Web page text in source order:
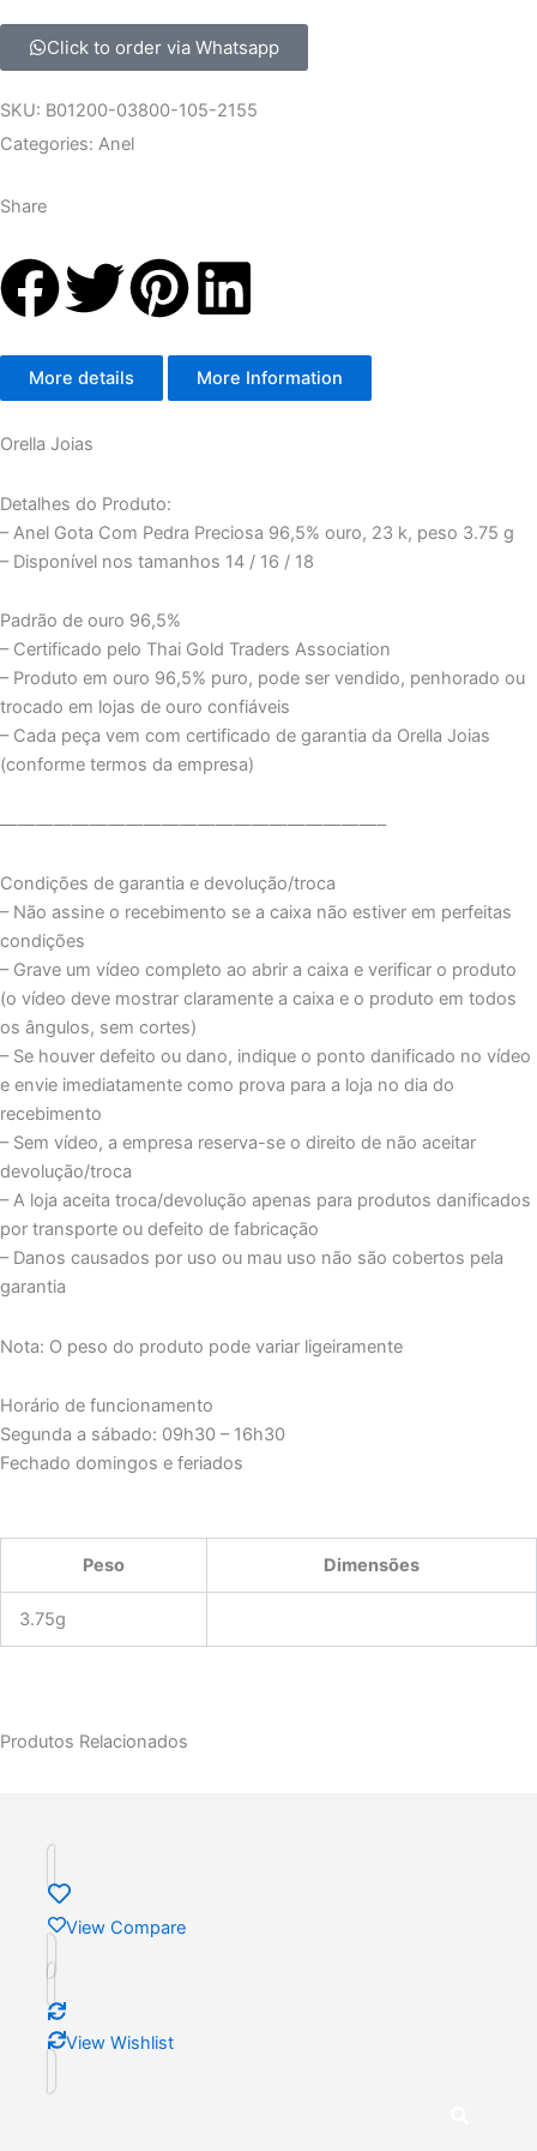
Click to order via Whatsapp
SKU: B01200-03800-105-2155
Categories: Anel
Share
F
a
c
e
b
o
o
k
T
w
i
t
e
r
P
i
n
e
r
e
s
t
L
i
n
e
d
i
n
More details More Information
Orella Joias
Detalhes do Produto:
– Anel Gota Com Pedra Preciosa 96,5% ouro, 23 k, peso 3.75 g
– Disponível nos tamanhos 14 / 16 / 18
Padrão de ouro 96,5%
– Certificado pelo Thai Gold Traders Association
– Produto em ouro 96,5% puro, pode ser vendido, penhorado ou
trocado em lojas de ouro confiáveis
– Cada peça vem com certificado de garantia da Orella Joias
(conforme termos da empresa)
—————————————————————–
Condições de garantia e devolução/troca
– Não assine o recebimento se a caixa não estiver em perfeitas
condições
– Grave um vídeo completo ao abrir a caixa e verificar o produto
(o vídeo deve mostrar claramente a caixa e o produto em todos
os ângulos, sem cortes)
– Se houver defeito ou dano, indique o ponto danificado no vídeo
e envie imediatamente como prova para a loja no dia do
recebimento
– Sem vídeo, a empresa reserva-se o direito de não aceitar
devolução/troca
– A loja aceita troca/devolução apenas para produtos danificados
por transporte ou defeito de fabricação
– Danos causados por uso ou mau uso não são cobertos pela
garantia
Nota: O peso do produto pode variar ligeiramente
Horário de funcionamento
Segunda a sábado: 09h30 – 16h30
Fechado domingos e feriados
Peso Dimensões
3.75g
Produtos Relacionados
View Compare
View Wishlist